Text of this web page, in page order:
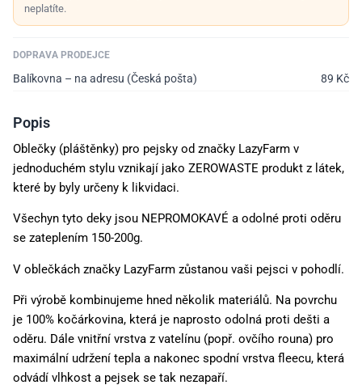
neplatíte.
DOPRAVA PRODEJCE
Balíkovna – na adresu (Česká pošta) 89 Kč
Popis
Oblečky (pláštěnky) pro pejsky od značky LazyFarm v
jednoduchém stylu vznikají jako ZEROWASTE produkt z látek,
které by byly určeny k likvidaci.
Všechyn tyto deky jsou NEPROMOKAVÉ a odolné proti oděru
se zateplením 150-200g.
V oblečkách značky LazyFarm zůstanou vaši pejsci v pohodlí.
Při výrobě kombinujeme hned několik materiálů. Na povrchu
je 100% kočárkovina, která je naprosto odolná proti dešti a
oděru. Dále vnitřní vrstva z vatelínu (popř. ovčího rouna) pro
maximální udržení tepla a nakonec spodní vrstva fleecu, která
odvádí vlhkost a pejsek se tak nezapaří.